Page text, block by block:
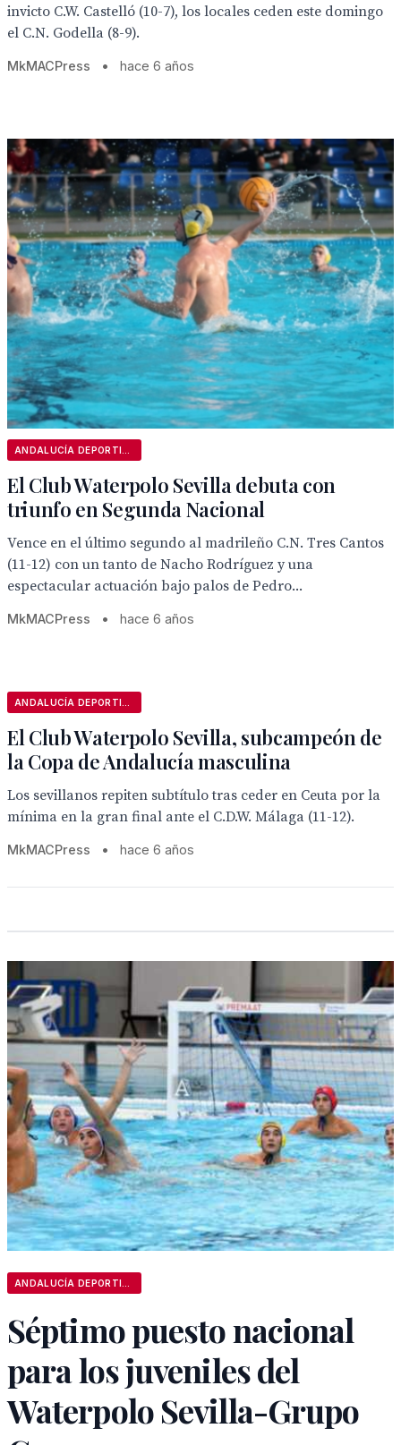
invicto C.W. Castelló (10-7), los locales ceden este domingo
el C.N. Godella (8-9).
MkMACPress • hace 6 años
El Club Waterpolo Sevilla debuta con
triunfo en Segunda Nacional
Vence en el último segundo al madrileño C.N. Tres Cantos
(11-12) con un tanto de Nacho Rodríguez y una
espectacular actuación bajo palos de Pedro...
MkMACPress • hace 6 años
El Club Waterpolo Sevilla, subcampeón de
la Copa de Andalucía masculina
Los sevillanos repiten subtítulo tras ceder en Ceuta por la
mínima en la gran final ante el C.D.W. Málaga (11-12).
MkMACPress • hace 6 años
Séptimo puesto nacional
para los juveniles del
Waterpolo Sevilla-Grupo